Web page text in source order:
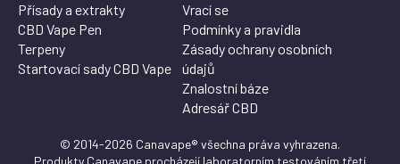
Přísady a extrakty
CBD Vape Pen
Terpeny
Startovací sady CBD Vape
Vrací se
Podmínky a pravidla
Zásady ochrany osobních
údajů
Znalostní báze
Adresář CBD
© 2014-2026 Canavape® všechna práva vyhrazena.
Produkty Canavape procházejí laboratorním testováním třetí